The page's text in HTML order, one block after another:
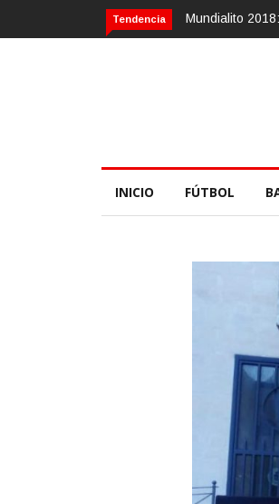
Tendencia
2018: Valentín Carboni y una zurda mágica
INICIO FÚTBOL